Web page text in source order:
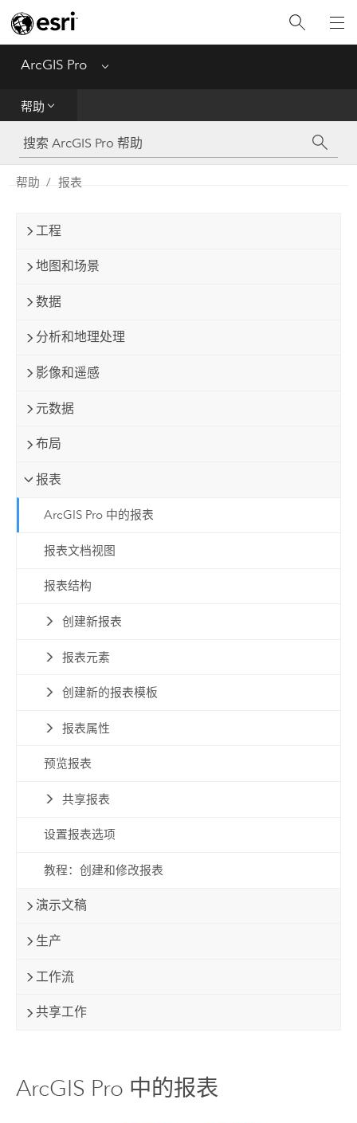
ArcGIS Pro Menu
帮助
工具参考
Python
帮助 报表
工程
地图和场景
数据
分析和地理处理
影像和遥感
元数据
布局
报表
ArcGIS Pro 中的报表
报表文档视图
报表结构
创建新报表
报表元素
创建新的报表模板
报表属性
预览报表
共享报表
设置报表选项
教程：创建和修改报表
演示文稿
生产
工作流
共享工作
ArcGIS Pro 中的报表